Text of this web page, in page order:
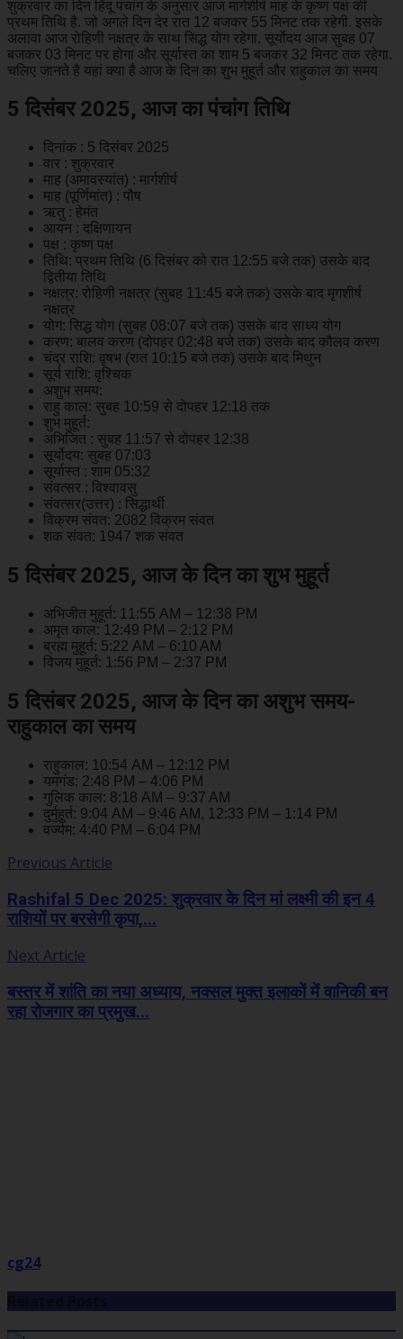
शुक्रवार का दिन हिंदू पंचांग के अनुसार आज मार्गशीर्ष माह के कृष्ण पक्ष की
प्रथम तिथि है. जो अगले दिन देर रात 12 बजकर 55 मिनट तक रहेगी. इसके
अलावा आज रोहिणी नक्षत्र के साथ सिद्ध योग रहेगा. सूर्योदय आज सुबह 07
बजकर 03 मिनट पर होगा और सूर्यास्त का शाम 5 बजकर 32 मिनट तक रहेगा.
चलिए जानते है यहां क्या है आज के दिन का शुभ मुहूर्त और राहुकाल का समय
5 दिसंबर 2025, आज का पंचांग तिथि
दिनांक : 5 दिसंबर 2025
वार : शुक्रवार
माह (अमावस्यांत) : मार्गशीर्ष
माह (पूर्णिमांत) : पौष
ऋतु : हेमंत
आयन : दक्षिणायन
पक्ष : कृष्ण पक्ष
तिथि: प्रथम तिथि (6 दिसंबर को रात 12:55 बजे तक) उसके बाद
द्वितीया तिथि
नक्षत्र: रोहिणी नक्षत्र (सुबह 11:45 बजे तक) उसके बाद मृगशीर्ष
नक्षत्र
योग: सिद्ध योग (सुबह 08:07 बजे तक) उसके बाद साध्य योग
करण: बालव करण (दोपहर 02:48 बजे तक) उसके बाद कौलव करण
चंद्र राशि: वृषभ (रात 10:15 बजे तक) उसके बाद मिथुन
सूर्य राशि: वृश्चिक
अशुभ समय:
राहु काल: सुबह 10:59 से दोपहर 12:18 तक
शुभ मुहूर्त:
अभिजित : सुबह 11:57 से दोपहर 12:38
सूर्योदय: सुबह 07:03
सूर्यास्त : शाम 05:32
संवत्सर : विश्वावसु
संवत्सर(उत्तर) : सिद्धार्थी
विक्रम संवत: 2082 विक्रम संवत
शक संवत: 1947 शक संवत
5 दिसंबर 2025, आज के दिन का शुभ मुहूर्त
अभिजीत मुहूर्त: 11:55 AM – 12:38 PM
अमृत काल: 12:49 PM – 2:12 PM
ब्रह्म मुहूर्त: 5:22 AM – 6:10 AM
विजय मुहूर्त: 1:56 PM – 2:37 PM
5 दिसंबर 2025, आज के दिन का अशुभ समय-
राहुकाल का समय
राहुकाल: 10:54 AM – 12:12 PM
यमगंड: 2:48 PM – 4:06 PM
गुलिक काल: 8:18 AM – 9:37 AM
दुर्मुहूर्त: 9:04 AM – 9:46 AM, 12:33 PM – 1:14 PM
वर्ज्यम: 4:40 PM – 6:04 PM
Previous Article
Rashifal 5 Dec 2025: शुक्रवार के दिन मां लक्ष्मी की इन 4
राशियों पर बरसेगी कृपा,...
Next Article
बस्तर में शांति का नया अध्याय, नक्सल मुक्त इलाकों में वानिकी बन
रहा रोजगार का प्रमुख...
cg24